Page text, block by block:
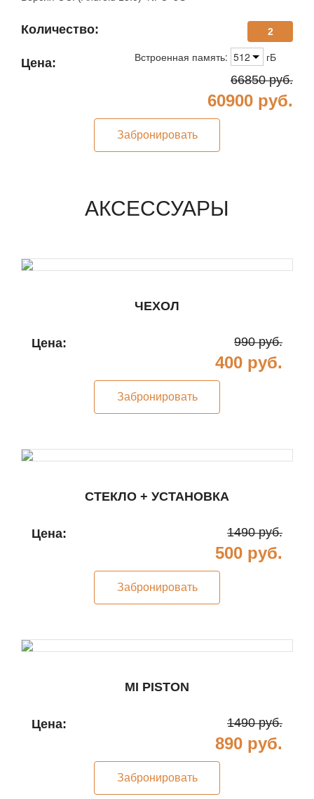
Количество: 2
Встроенная память: 512 гБ
Цена:
66850руб.
60900руб.
Забронировать
АКСЕССУАРЫ
ЧЕХОЛ
Цена: 990 руб.
400 руб.
Забронировать
СТЕКЛО + УСТАНОВКА
Цена: 1490 руб.
500 руб.
Забронировать
MI PISTON
Цена: 1490 руб.
890 руб.
Забронировать